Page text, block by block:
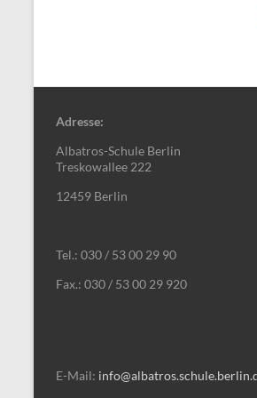
Adresse:
Albatros-Schule Berlin
Treskowallee 222
12459 Berlin
Tel.: 030 / 53 00 29 90
Fax.: 030 / 53 00 29 920
E-Mail: